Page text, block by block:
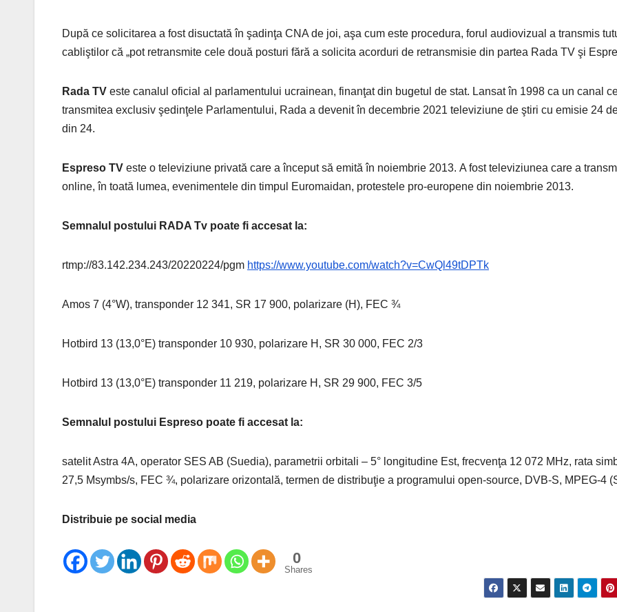
După ce solicitarea a fost disuctată în şadinţa CNA de joi, aşa cum este procedura, forul audiovizual a transmis
cabliştilor că „pot retransmite cele două posturi fără a solicita acorduri de retransmisie din partea Rada TV şi
Rada TV este canalul oficial al parlamentului ucrainean, finanţat din bugetul de stat. Lansat în 1998 ca un canal
transmitea exclusiv şedinţele Parlamentului, Rada a devenit în decembrie 2021 televiziune de ştiri cu emisie 24
din 24.
Espreso TV este o televiziune privată care a început să emită în noiembrie 2013. A fost televiziunea care a
online, în toată lumea, evenimentele din timpul Euromaidan, protestele pro-europene din noiembrie 2013.
Semnalul postului RADA Tv poate fi accesat la:
rtmp://83.142.234.243/20220224/pgm https://www.youtube.com/watch?v=CwQl49tDPTk
Amos 7 (4°W), transponder 12 341, SR 17 900, polarizare (H), FEC ¾
Hotbird 13 (13,0°E) transponder 10 930, polarizare H, SR 30 000, FEC 2/3
Hotbird 13 (13,0°E) transponder 11 219, polarizare H, SR 29 900, FEC 3/5
Semnalul postului Espreso poate fi accesat la:
satelit Astra 4A, operator SES AB (Suedia), parametrii orbitali – 5° longitudine Est, frecvenţa 12 072 MHz, rata
27,5 Msymbs/s, FEC ¾, polarizare orizontală, termen de distribuţie a programului open-source, DVB-S, MPEG-4
Distribuie pe social media
0
Shares